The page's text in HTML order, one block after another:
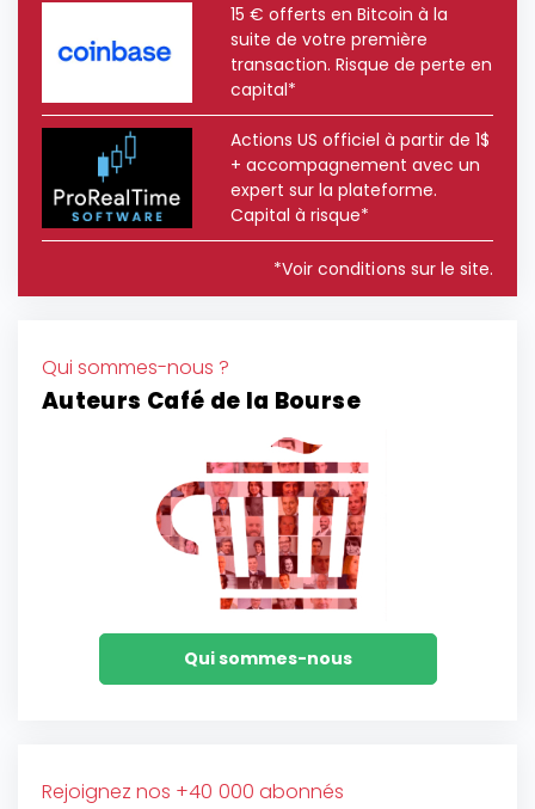
15 € offerts en Bitcoin à la
suite de votre première
transaction. Risque de perte en
capital*
Actions US officiel à partir de 1$
+ accompagnement avec un
expert sur la plateforme.
Capital à risque*
*Voir conditions sur le site.
Qui sommes-nous ?
Auteurs Café de la Bourse
Qui sommes-nous
Rejoignez nos +40 000 abonnés